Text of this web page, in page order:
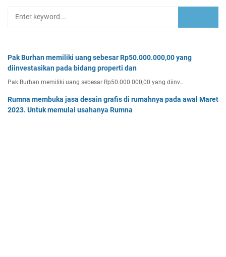
Pak Burhan memiliki uang sebesar Rp50.000.000,00 yang
diinvestasikan pada bidang properti dan
Pak Burhan memiliki uang sebesar Rp50.000.000,00 yang diinv…
Rumna membuka jasa desain grafis di rumahnya pada awal Maret
2023. Untuk memulai usahanya Rumna